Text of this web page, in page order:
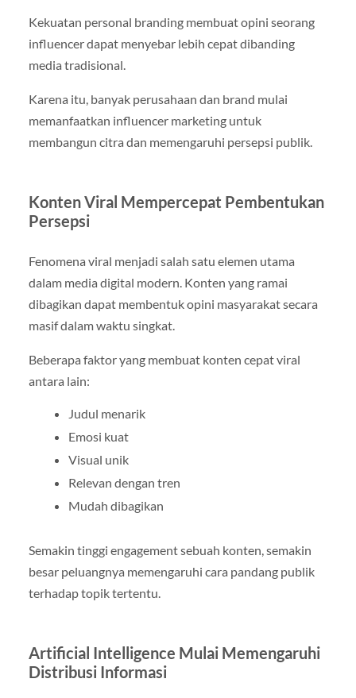
Kekuatan personal branding membuat opini seorang
influencer dapat menyebar lebih cepat dibanding
media tradisional.
Karena itu, banyak perusahaan dan brand mulai
memanfaatkan influencer marketing untuk
membangun citra dan memengaruhi persepsi publik.
Konten Viral Mempercepat Pembentukan
Persepsi
Fenomena viral menjadi salah satu elemen utama
dalam media digital modern. Konten yang ramai
dibagikan dapat membentuk opini masyarakat secara
masif dalam waktu singkat.
Beberapa faktor yang membuat konten cepat viral
antara lain:
Judul menarik
Emosi kuat
Visual unik
Relevan dengan tren
Mudah dibagikan
Semakin tinggi engagement sebuah konten, semakin
besar peluangnya memengaruhi cara pandang publik
terhadap topik tertentu.
Artificial Intelligence Mulai Memengaruhi
Distribusi Informasi